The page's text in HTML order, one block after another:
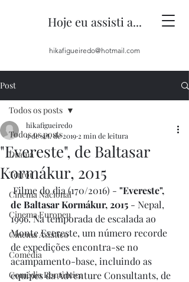
Hoje eu assisti a...
hikafigueiredo@hotmail.com
Post
Todos os posts
Drama
Terror
Cinema Nacional
Cinema Europeu
Cinema Asiático
Comédia
Comédia Romântica
Todos os posts
"Evereste", de Baltasar
Kormákur, 2015
hikafigueiredo
9 de set. de 2019 2 min de leitura
Filme do dia (170/2016) - "Evereste",
de Baltasar Kormákur, 2015 - Nepal,
1996. Na temporada de escalada ao
Monte Evereste, um número recorde
de expedições encontra-se no
acampamento-base, incluindo as
equipes da Adventure Consultants, de